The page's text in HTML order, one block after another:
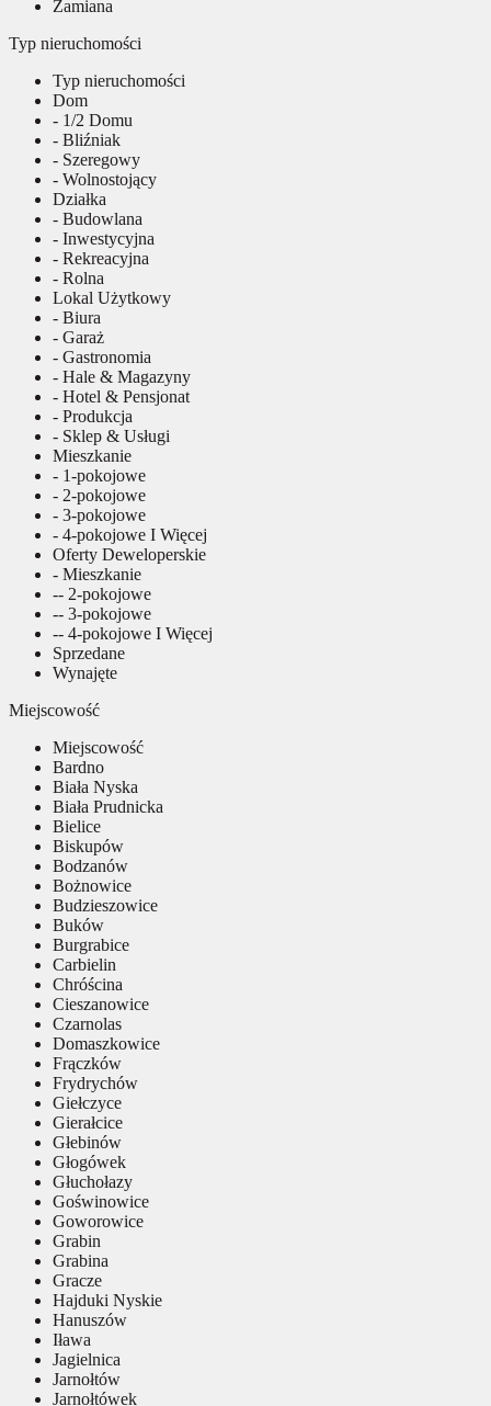
Zamiana
Typ nieruchomości
Typ nieruchomości
Dom
- 1/2 Domu
- Bliźniak
- Szeregowy
- Wolnostojący
Działka
- Budowlana
- Inwestycyjna
- Rekreacyjna
- Rolna
Lokal Użytkowy
- Biura
- Garaż
- Gastronomia
- Hale & Magazyny
- Hotel & Pensjonat
- Produkcja
- Sklep & Usługi
Mieszkanie
- 1-pokojowe
- 2-pokojowe
- 3-pokojowe
- 4-pokojowe I Więcej
Oferty Deweloperskie
- Mieszkanie
-- 2-pokojowe
-- 3-pokojowe
-- 4-pokojowe I Więcej
Sprzedane
Wynajęte
Miejscowość
Miejscowość
Bardno
Biała Nyska
Biała Prudnicka
Bielice
Biskupów
Bodzanów
Bożnowice
Budzieszowice
Buków
Burgrabice
Carbielin
Chróścina
Cieszanowice
Czarnolas
Domaszkowice
Frączków
Frydrychów
Giełczyce
Gierałcice
Głebinów
Głogówek
Głuchołazy
Goświnowice
Goworowice
Grabin
Grabina
Gracze
Hajduki Nyskie
Hanuszów
Iława
Jagielnica
Jarnołtów
Jarnołtówek